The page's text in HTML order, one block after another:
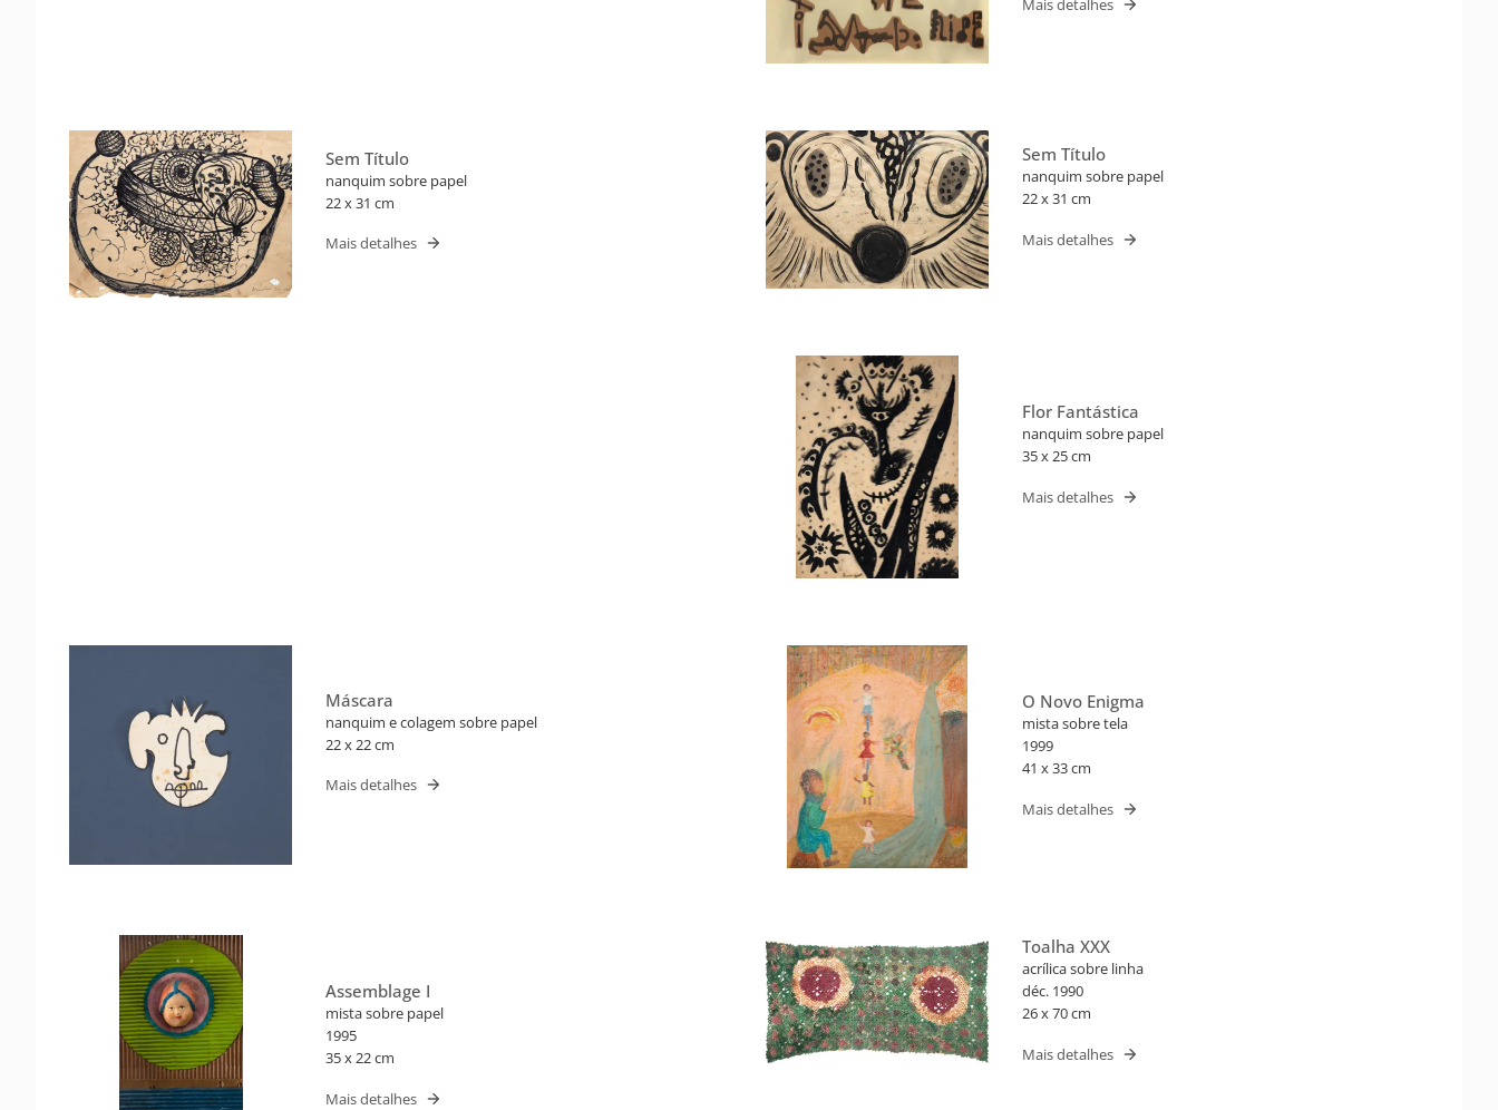
Mais detalhes
Sem Título
nanquim sobre papel
22 x 31 cm
Mais detalhes
Sem Título
nanquim sobre papel
22 x 31 cm
Mais detalhes
Flor Fantástica
nanquim sobre papel
35 x 25 cm
Mais detalhes
Máscara
nanquim e colagem sobre papel
22 x 22 cm
Mais detalhes
O Novo Enigma
mista sobre tela
1999
41 x 33 cm
Mais detalhes
Assemblage I
mista sobre papel
1995
35 x 22 cm
Mais detalhes
Toalha XXX
acrílica sobre linha
déc. 1990
26 x 70 cm
Mais detalhes